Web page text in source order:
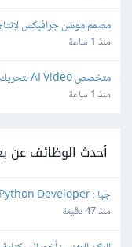
مصمم موشن جرافيكس
منذ 1 ساعة
متخصص AI Video لتحريك شخصيات ومزامنة الصوت
منذ 1 ساعة
أحدث الوظائف عن
جبا : Full Stack Python Developer
منذ 47 دقيقة